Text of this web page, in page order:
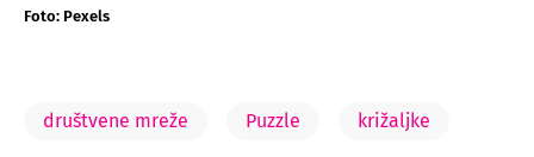
Foto: Pexels
društvene mreže Puzzle križaljke